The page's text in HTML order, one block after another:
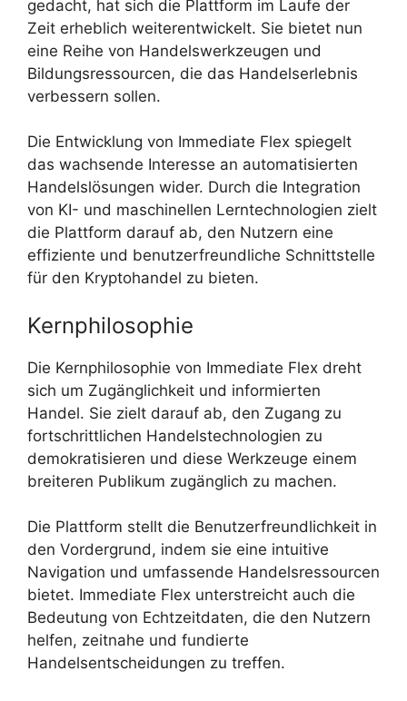
gedacht, hat sich die Plattform im Laufe der
Zeit erheblich weiterentwickelt. Sie bietet nun
eine Reihe von Handelswerkzeugen und
Bildungsressourcen, die das Handelserlebnis
verbessern sollen.
Die Entwicklung von Immediate Flex spiegelt
das wachsende Interesse an automatisierten
Handelslösungen wider. Durch die Integration
von KI- und maschinellen Lerntechnologien zielt
die Plattform darauf ab, den Nutzern eine
effiziente und benutzerfreundliche Schnittstelle
für den Kryptohandel zu bieten.
Kernphilosophie
Die Kernphilosophie von Immediate Flex dreht
sich um Zugänglichkeit und informierten
Handel. Sie zielt darauf ab, den Zugang zu
fortschrittlichen Handelstechnologien zu
demokratisieren und diese Werkzeuge einem
breiteren Publikum zugänglich zu machen.
Die Plattform stellt die Benutzerfreundlichkeit in
den Vordergrund, indem sie eine intuitive
Navigation und umfassende Handelsressourcen
bietet. Immediate Flex unterstreicht auch die
Bedeutung von Echtzeitdaten, die den Nutzern
helfen, zeitnahe und fundierte
Handelsentscheidungen zu treffen.